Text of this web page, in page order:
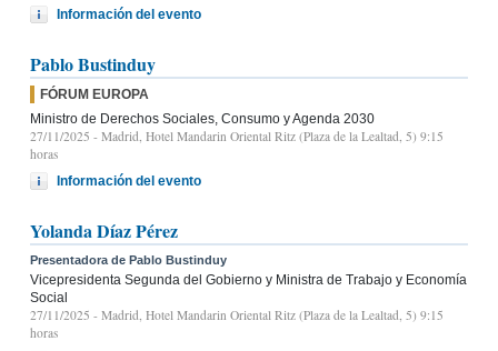
Información del evento
Pablo Bustinduy
FÓRUM EUROPA
Ministro de Derechos Sociales, Consumo y Agenda 2030
27/11/2025 - Madrid, Hotel Mandarin Oriental Ritz (Plaza de la Lealtad, 5) 9:15
horas
Información del evento
Yolanda Díaz Pérez
Presentadora de Pablo Bustinduy
Vicepresidenta Segunda del Gobierno y Ministra de Trabajo y Economía
Social
27/11/2025 - Madrid, Hotel Mandarin Oriental Ritz (Plaza de la Lealtad, 5) 9:15
horas